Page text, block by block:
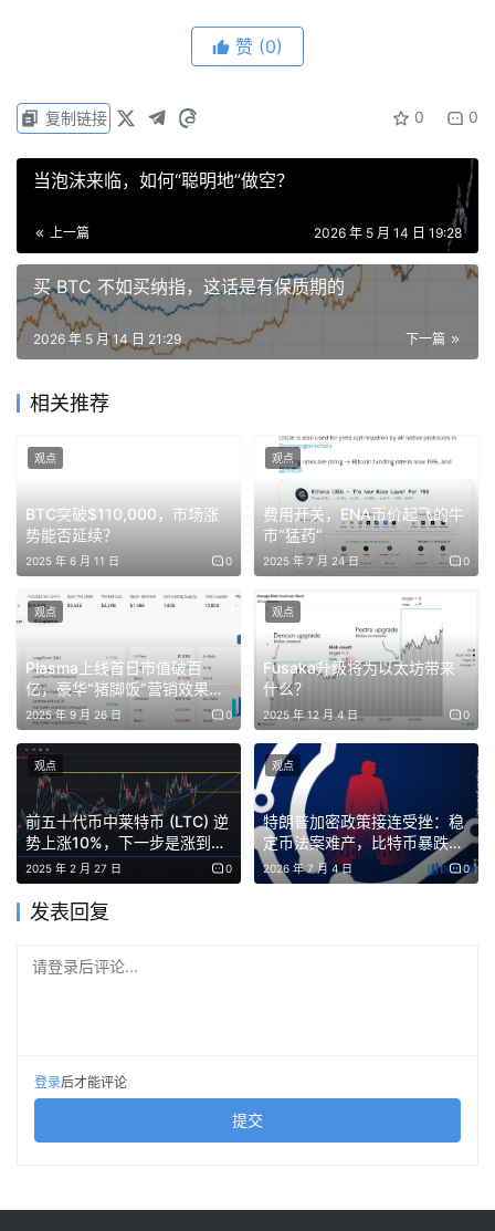
束骏亮把完整的 AI 助理拆成六个维度：嘴（对话能力）、
环境）、记忆（用户理解）、知识（持续进化）。大多数产
品只做了其中的一两件。MuleRun 的主张是：不是单点突
破，而是系统性的完整方案。
落地到产品上，这六个维度分别对应：
IM Bot 一键配置（Telegram / Discord / 飞书 / 钉钉 / 微
信，无需写代码）、与交易平台联合提供的全资产类别实时
数据——加密货币 + 美股 + 黄金 + 原油 + 宏观经济指
当前任务的模型，用最低成本完整完成任务）、云端沙箱
7×24 无人值守运行、持久用户画像（用得越多，AI 越了解
你的风险偏好、建仓习惯、离场逻辑、宏观判断）、以及
Knowledge 网络——任何用户都可以将调教好的 Skill /
Knowledge 分享出来，其他人的 Agent 无需安装即可自动
学会。
台上展示了两个真实案例。
一个叫「猛猛投资」：28 个标的，4 大赛道，Agent 每天
09:00 晨间扫盘、16:30 盘后复盘、周末策略回顾，每月自
动迭代。另一个叫「天眼 Pro」：全币种监控平台加 AI 交
易策略自我成长平台，界面上实时显示策略胜率 57.7%。
第二部分，从产品经理变回了安全工程师。
这部分的核心是，「AI 不是万能的。在 Web3 场景下，一
安全水位，比了解它能做什么更重要。」
用户独立虚拟环境，无交叉泄漏风险）、全链路日志（所有
Agent 行为完整记录，支持事后审计和回溯）、权限分级控
制（Agent 只能使用用户明确授权的工具和数据源，无法越
赞 (0)
0 0
复制链接
当泡沫来临，如何“聪明地”做空？
上一篇 2026 年 5 月 14 日 19:28
买 BTC 不如买纳指，这话是有保质期的
下一篇
2026 年 5 月 14 日 21:29
相关推荐
BTC突破$110,000，市场涨
势能否延续？
2025 年 6 月 11 日 0
观点
费用开关，ENA币价起飞的牛
市“猛药”
2025 年 7 月 24 日 0
观点
Plasma上线首日市值破百
亿，豪华“猪脚饭”营销效果拉
满 | BlockWeeks
2025 年 9 月 26 日 0
观点
Fusaka升级将为以太坊带来
什么？
2025 年 12 月 4 日 0
观点
前五十代币中莱特币 (LTC) 逆
势上涨10%，下一步是涨到哪
里?
2025 年 2 月 27 日 0
观点
特朗普加密政策接连受挫：稳
定币法案难产，比特币暴跌超
40%
2026 年 7 月 4 日 0
观点
发表回复
请登录后评论...
登录后才能评论
提交